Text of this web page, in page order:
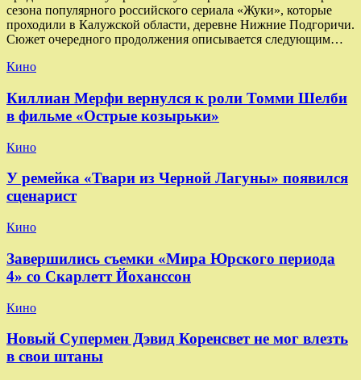
сезона популярного российского сериала «Жуки», которые
проходили в Калужской области, деревне Нижние Подгоричи.
Сюжет очередного продолжения описывается следующим…
Кино
Киллиан Мерфи вернулся к роли Томми Шелби
в фильме «Острые козырьки»
Кино
У ремейка «Твари из Черной Лагуны» появился
сценарист
Кино
Завершились съемки «Мира Юрского периода
4» со Скарлетт Йоханссон
Кино
Новый Супермен Дэвид Коренсвет не мог влезть
в свои штаны